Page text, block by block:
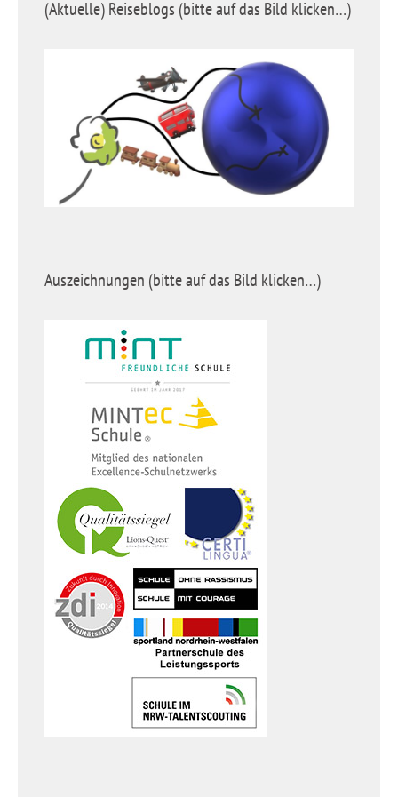
(Aktuelle) Reiseblogs (bitte auf das Bild klicken…)
Auszeichnungen (bitte auf das Bild klicken…)